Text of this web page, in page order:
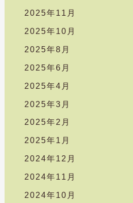
2025年11月
2025年10月
2025年8月
2025年6月
2025年4月
2025年3月
2025年2月
2025年1月
2024年12月
2024年11月
2024年10月